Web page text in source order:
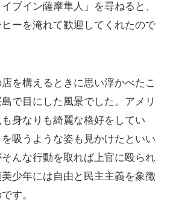
ブイン薩摩隼人」を尋ねると、
ーを淹れて歓迎してくれたので
を構えるときに思い浮かべたこ
で目にした風景でした。アメリ
身なりも綺麗な格好をしてい
吸うような姿も見かけたといい
んな行動を取れば上官に殴られ
少年には自由と民主主義を象徴
す。